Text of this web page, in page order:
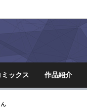
ミックス 作品紹介